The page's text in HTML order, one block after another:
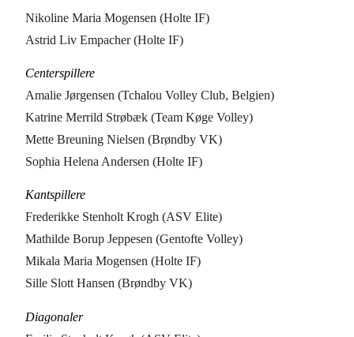
Nikoline Maria Mogensen (Holte IF)
Astrid Liv Empacher (Holte IF)
Centerspillere
Amalie Jørgensen (Tchalou Volley Club, Belgien)
Katrine Merrild Strøbæk (Team Køge Volley)
Mette Breuning Nielsen (Brøndby VK)
Sophia Helena Andersen (Holte IF)
Kantspillere
Frederikke Stenholt Krogh (ASV Elite)
Mathilde Borup Jeppesen (Gentofte Volley)
Mikala Maria Mogensen (Holte IF)
Sille Slott Hansen (Brøndby VK)
Diagonaler